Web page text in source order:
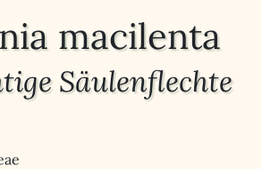
macilenta
Säulenflechte